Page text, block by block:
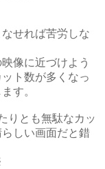
せれば苦労しな
像に近づけよう
ト数が多くなっ
す。
りとも無駄なカッ
しい画面だと錯